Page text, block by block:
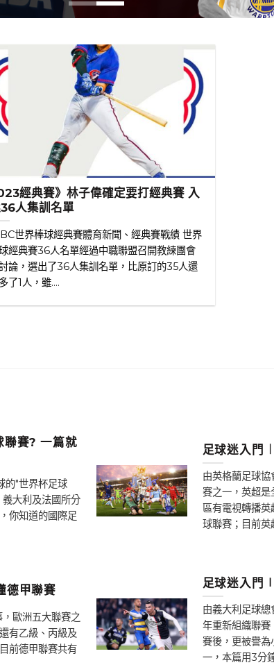
經典賽》林子偉確定要打經典賽 入
人集訓名單
世界棒球經典賽體育新聞、經典賽戰績 世界
經典賽36人名單經過中職聯盟召開教練團會
論，選出了36人集訓名單，比原訂的35人還
了1人，雖....
聯賽? 一篇就
的"世界杯足球
大利及法國所分
你知道的國際足
德甲聯賽
歐洲五大聯賽之
有乙級、丙級及
前德甲聯賽共有
足球迷入門
由英格蘭足球
賽之一，英超是
區有電視轉播英
球聯賽；目前
足球迷入門
由義大利足球
年重新組織聯
賽後，更被譽為
一，本篇用3分